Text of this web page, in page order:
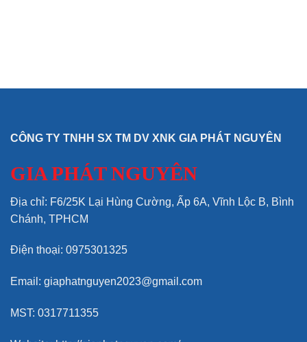
CÔNG TY TNHH SX TM DV XNK GIA PHÁT NGUYÊN
GIA PHÁT NGUYÊN
Địa chỉ: F6/25K Lại Hùng Cường, Ấp 6A, Vĩnh Lộc B, Bình
Chánh, TPHCM
Điện thoại: 0975301325
Email: giaphatnguyen2023@gmail.com
MST: 0317711355